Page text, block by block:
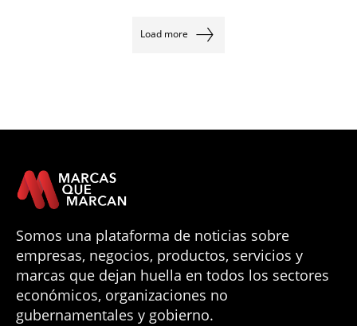
Load more
Somos una plataforma de noticias sobre
empresas, negocios, productos, servicios y
marcas que dejan huella en todos los sectores
económicos, organizaciones no
gubernamentales y gobierno.